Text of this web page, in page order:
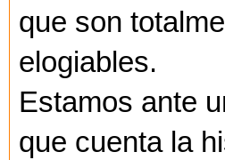
que son
elogiables.
Estamos ante
que cuenta la